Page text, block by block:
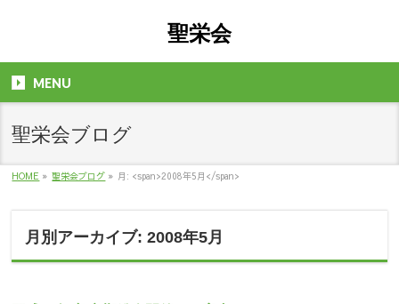
聖栄会
MENU
聖栄会ブログ
HOME » 聖栄会ブログ » 月: <span>2008年5月</span>
月別アーカイブ: 2008年5月